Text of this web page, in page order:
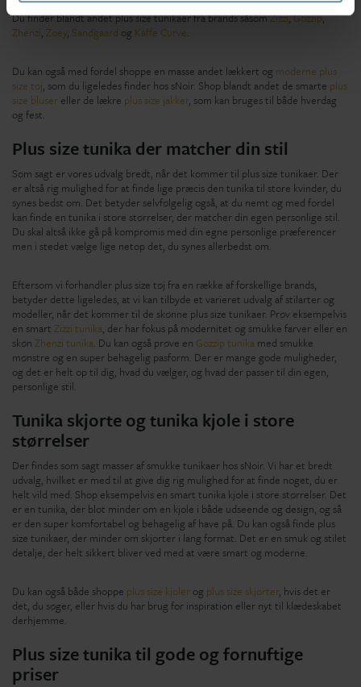
Du finder blandt andet plus size tunikaer fra brands såsomZizzi,Gozzip,
Zhenzi, Zoey, Sandgaard og Kaffe Curve.
Du kan også med fordel shoppe en masse andet lækkert og moderne plus
size tøj, som du ligeledes finder hos sNoir. Shop blandt andet de smarte plus
size bluser eller de lækre plus size jakker, som kan bruges til både hverdag
og fest.
Plus size tunika der matcher din stil
Som sagt er vores udvalg bredt, når det kommer til plus size tunikaer. Der
er altså rig mulighed for at finde lige præcis den tunika til store kvinder, du
synes bedst om. Det betyder selvfølgelig også, at du nemt og med fordel
kan finde en tunika i store størrelser, der matcher din egen personlige stil.
Du skal altså ikke gå på kompromis med din egne personlige præferencer
men i stedet vælge lige netop det, du synes allerbedst om.
Eftersom vi forhandler plus size tøj fra en række af forskellige brands,
betyder dette ligeledes, at vi kan tilbyde et varieret udvalg af stilarter og
modeller, når det kommer til de skønne plus size tunikaer. Prøv eksempelvis
en smart Zizzi tunika, der har fokus på modernitet og smukke farver eller en
skøn Zhenzi tunika. Du kan også prøve en Gozzip tunika med smukke
mønstre og en super behagelig pasform. Der er mange gode muligheder,
og det er helt op til dig, hvad du vælger, og hvad der passer til din egen,
personlige stil.
Tunika skjorte og tunika kjole i store
størrelser
Der findes som sagt masser af smukke tunikaer hos sNoir. Vi har et bredt
udvalg, hvilket er med til at give dig rig mulighed for at finde noget, du er
helt vild med. Shop eksempelvis en smart tunika kjole i store størrelser. Det
er en tunika, der blot minder om en kjole i både udseende og design, og så
er den super komfortabel og behagelig af have på. Du kan også finde plus
size tunikaer, der minder om skjorter i lang format. Det er en smuk og stilet
detalje, der helt sikkert bliver ved med at være smart og moderne.
Du kan også både shoppe plus size kjoler og plus size skjorter, hvis det er
det, du søger, eller hvis du har brug for inspiration eller nyt til klædeskabet
derhjemme.
Plus size tunika til gode og fornuftige
priser